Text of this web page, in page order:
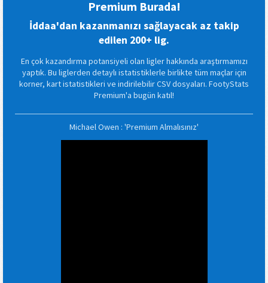
Premium Burada!
İddaa'dan kazanmanızı sağlayacak az takip
edilen 200+ lig.
En çok kazandırma potansiyeli olan ligler hakkında araştırmamızı
yaptık. Bu liglerden detaylı istatistiklerle birlikte tüm maçlar için
korner, kart istatistikleri ve indirilebilir CSV dosyaları. FootyStats
Premium'a bugün katıl!
Michael Owen : 'Premium Almalısınız'